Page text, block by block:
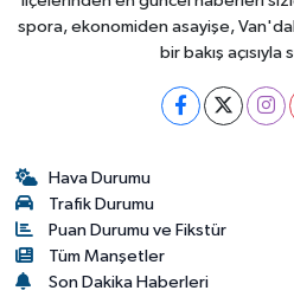
spora, ekonomiden asayişe,
bir bakış
Hava Durumu
Trafik Durumu
Puan Durumu ve Fikstür
Tüm Manşetler
Son Dakika Haberleri